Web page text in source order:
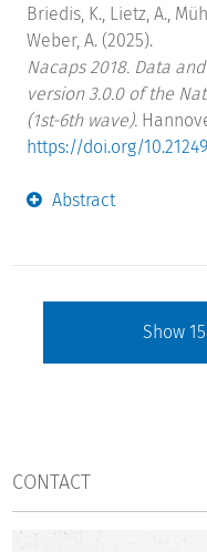
Briedis, K., Lietz, A.,
Weber, A. (2025).
Nacaps 2018. Data
version 3.0.0 of the
(1st-6th wave).
https://doi.org/
Abstract
Show 15
CONTACT